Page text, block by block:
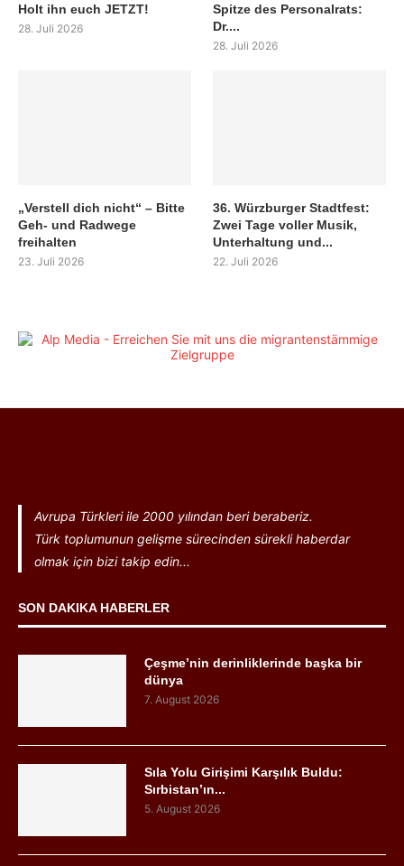
Holt ihn euch JETZT!
28. Juli 2026
Spitze des Personalrats:
Dr....
28. Juli 2026
„Verstell dich nicht“ – Bitte
Geh- und Radwege
freihalten
23. Juli 2026
36. Würzburger Stadtfest:
Zwei Tage voller Musik,
Unterhaltung und...
22. Juli 2026
Avrupa Türkleri ile 2000 yılından beri beraberiz.
Türk toplumunun gelişme sürecinden sürekli haberdar
olmak için bizi takip edin...
SON DAKIKA HABERLER
Çeşme’nin derinliklerinde başka bir
dünya
7. August 2026
Sıla Yolu Girişimi Karşılık Buldu:
Sırbistan’ın...
5. August 2026